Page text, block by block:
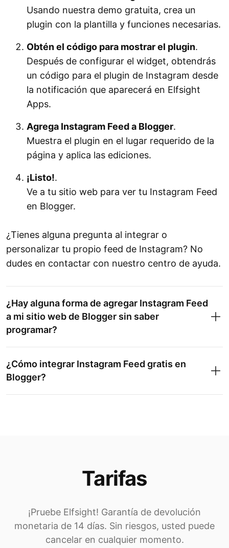
Usando nuestra demo gratuita, crea un
plugin con la plantilla y funciones necesarias.
Obtén el código para mostrar el plugin.
Después de configurar el widget, obtendrás
un código para el plugin de Instagram desde
la notificación que aparecerá en Elfsight
Apps.
Agrega Instagram Feed a Blogger.
Muestra el plugin en el lugar requerido de la
página y aplica las ediciones.
¡Listo!.
Ve a tu sitio web para ver tu Instagram Feed
en Blogger.
¿Tienes alguna pregunta al integrar o
personalizar tu propio feed de Instagram? No
dudes en contactar con nuestro centro de ayuda.
¿Hay alguna forma de agregar Instagram Feed
a mi sitio web de Blogger sin saber
programar?
¿Cómo integrar Instagram Feed gratis en
Blogger?
gratuita en Blogger, primero visita el sitio
Usa el widget gratuito de Instagram
personalizando su apariencia y
Tarifas
¡Pruebe Elfsight! Garantía de devolución
monetaria de 14 días. Sin riesgos, usted puede
cancelar en cualquier momento.